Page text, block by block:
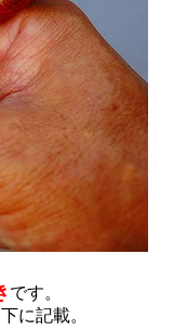
です。
に記載。